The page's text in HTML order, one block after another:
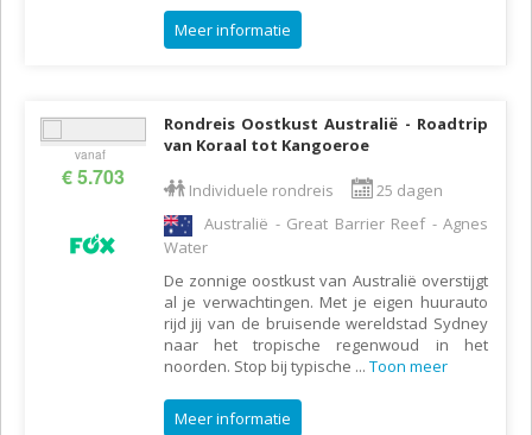
Meer informatie
vanaf
€ 5.703
Rondreis Oostkust Australië - Roadtrip
van Koraal tot Kangoeroe
Individuele rondreis
25 dagen
Australië - Great Barrier Reef - Agnes
Water
De zonnige oostkust van Australië overstijgt
al je verwachtingen. Met je eigen huurauto
rijd jij van de bruisende wereldstad Sydney
naar het tropische regenwoud in het
noorden. Stop bij typische ... Toon meer
Meer informatie